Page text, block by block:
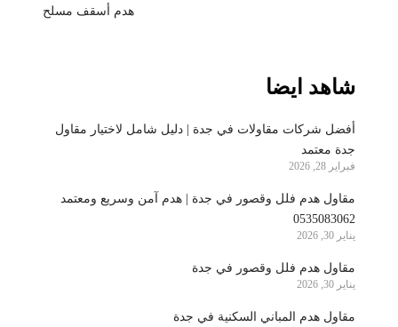
هدم أسقف مسلح
شاهد ايضا
أفضل شركات مقاولات في جدة | دليل شامل لاختيار مقاول
جدة معتمد
فبراير 28, 2026
مقاول هدم فلل وقصور في جدة | هدم آمن وسريع ومعتمد
0535083062
يناير 30, 2026
مقاول هدم فلل وقصور في جدة
يناير 30, 2026
مقاول هدم المباني السكنية في جدة